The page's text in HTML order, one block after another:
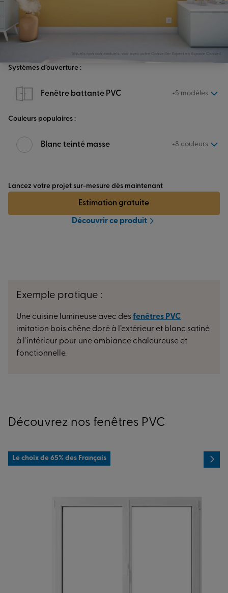
Visuels non contractuels, voir avec votre Conseiller Expert en Espace Conseil.
Systèmes d’ouverture :
Fenêtre battante PVC +5 modèles
Couleurs populaires :
Blanc teinté masse +8 couleurs
Lancez votre projet sur-mesure dès maintenant
Estimation gratuite
Découvrir ce produit
Exemple pratique :
Une cuisine lumineuse avec des fenêtres PVC
imitation bois chêne doré à l’extérieur et blanc satiné
à l’intérieur pour une ambiance chaleureuse et
fonctionnelle.
Découvrez nos fenêtres PVC
Le choix de 65% des Français